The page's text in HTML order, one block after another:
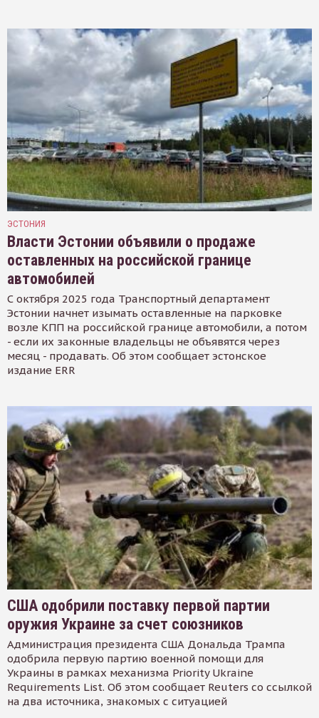
ЭСТОНИЯ
Власти Эстонии объявили о продаже
оставленных на российской границе
автомобилей
С октября 2025 года Транспортный департамент
Эстонии начнет изымать оставленные на парковке
возле КПП на российской границе автомобили, а потом
- если их законные владельцы не объявятся через
месяц - продавать. Об этом сообщает эстонское
издание ERR
США одобрили поставку первой партии
оружия Украине за счет союзников
Администрация президента США Дональда Трампа
одобрила первую партию военной помощи для
Украины в рамках механизма Priority Ukraine
Requirements List. Об этом сообщает Reuters со ссылкой
на два источника, знакомых с ситуацией